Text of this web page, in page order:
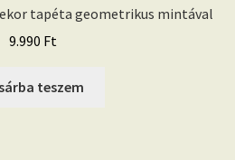
tapéta geometrikus mintával
9.990 Ft
teszem